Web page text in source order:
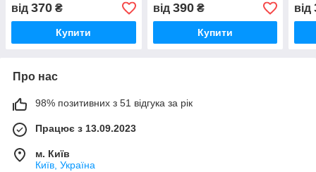
від 370 ₴
Купити
від 390₴
Купити
від
Про нас
98% позитивних з 51 відгука за рік
Працює з 13.09.2023
м. Київ
Київ, Україна